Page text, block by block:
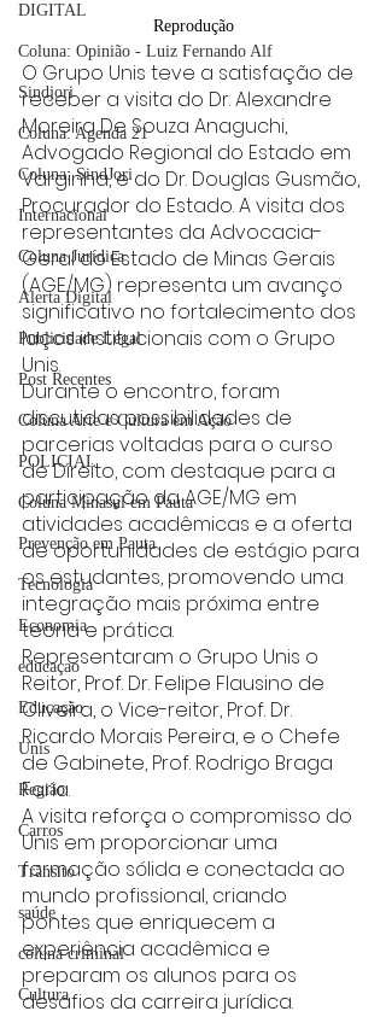
DIGITAL
Coluna: Opinião - Luiz Fernando Alf
Sindjori
Coluna: Agenda 21
Coluna: SindJori
Internacional
Coluna Jurídica
Alerta Digital
Publicidade Legal
Post Recentes
Coluna Arte e Cultura em Ação
POLICIAL
Coluna Minasul em Pauta
Prevenção em Pauta
Tecnologia
Economia
educaçao
Educação
Unis
Região
Carros
Trânsito
saúde
coluna criminal
Cultura
Reprodução
O Grupo Unis teve a satisfação de
receber a visita do Dr. Alexandre
Moreira De Souza Anaguchi,
Advogado Regional do Estado em
Varginha, e do Dr. Douglas Gusmão,
Procurador do Estado. A visita dos
representantes da Advocacia-
Geral do Estado de Minas Gerais
(AGE/MG) representa um avanço
significativo no fortalecimento dos
laços institucionais com o Grupo
Unis.
Durante o encontro, foram
discutidas possibilidades de
parcerias voltadas para o curso
de Direito, com destaque para a
participação da AGE/MG em
atividades acadêmicas e a oferta
de oportunidades de estágio para
os estudantes, promovendo uma
integração mais próxima entre
teoria e prática.
Representaram o Grupo Unis o
Reitor, Prof. Dr. Felipe Flausino de
Oliveira, o Vice-reitor, Prof. Dr.
Ricardo Morais Pereira, e o Chefe
de Gabinete, Prof. Rodrigo Braga
Faria.
A visita reforça o compromisso do
Unis em proporcionar uma
formação sólida e conectada ao
mundo profissional, criando
pontes que enriquecem a
experiência acadêmica e
preparam os alunos para os
desafios da carreira jurídica.